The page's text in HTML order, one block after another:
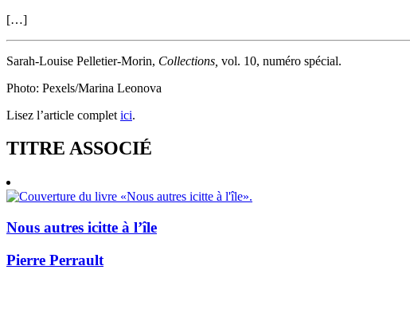
[…]
Sarah-Louise Pelletier-Morin, Collections, vol. 10, numéro spécial.
Photo: Pexels/Marina Leonova
Lisez l’article complet ici.
TITRE ASSOCIÉ
Nous autres icitte à l’île
Pierre Perrault